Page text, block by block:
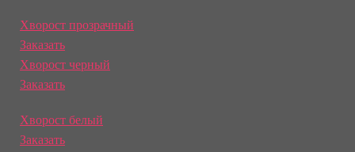
Хворост прозрачный
Заказать
Хворост черный
Заказать
Хворост белый
Заказать